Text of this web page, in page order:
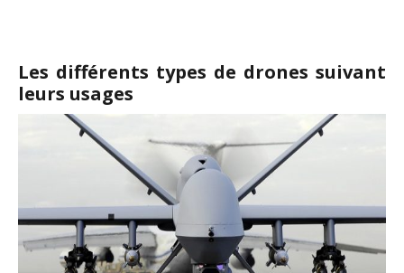
Les différents types de drones suivant
leurs usages